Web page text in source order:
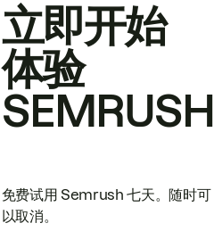
立即开始
体验
SEMRUSH
免费试用 Semrush 七天。随时可
以取消。